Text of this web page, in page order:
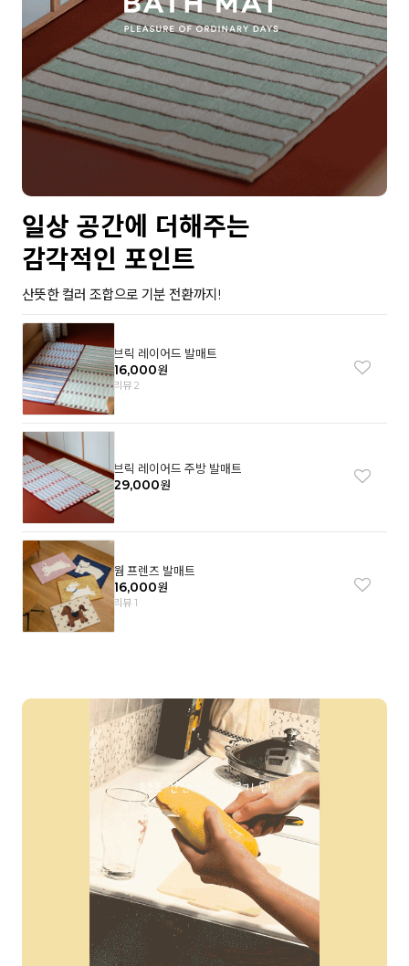
일상 공간에 더해주는
감각적인 포인트
산뜻한 컬러 조합으로 기분 전환까지!
브릭 레이어드 발매트
16,000원
리뷰 2
브릭 레이어드 주방 발매트
29,000원
웜 프렌즈 발매트
16,000원
리뷰 1